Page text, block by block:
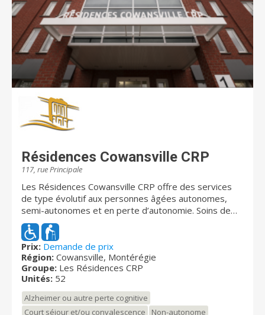
Résidences Cowansville CRP
117, rue Principale
Les Résidences Cowansville CRP offre des services
de type évolutif aux personnes âgées autonomes,
semi-autonomes et en perte d’autonomie. Soins de
convalescence aussi offerts ainsi que des soins
palliatifs. Nous nous engageons à suivre l’évolution du
client et à s’adapter aux besoins de celui-ci. Le suivi
rigoureux de notre médecin pratiquant saura dissiper
toute inquiétude. Afin de vous offrir l’assurance d’une
qualité supérieure en matière de confort, de sécurité
et de services, Les Résidences Cowansville CRP est
certifiée par l'agence de santé et de services sociaux
Prix: Demande de prix
Région: Cowansville, Montérégie
Groupe: Les Résidences CRP
Unités: 52
Alzheimer ou autre perte cognitive
Court séjour et/ou convalescence
Non-autonome